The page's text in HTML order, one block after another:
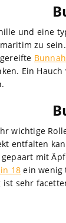
und eine
zu
Ein
wichtige
entfalten
mit
18 ein wenig
ist sehr